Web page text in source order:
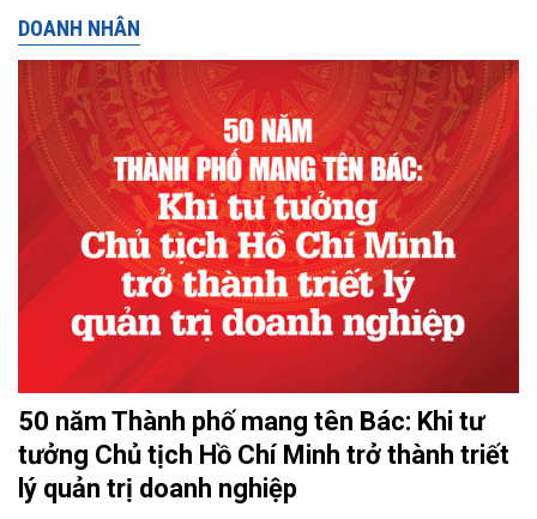
DOANH NHÂN
50 năm Thành phố mang tên Bác: Khi tư
tưởng Chủ tịch Hồ Chí Minh trở thành triết
lý quản trị doanh nghiệp